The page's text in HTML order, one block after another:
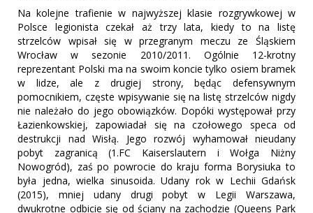
Na kolejne trafienie w najwyższej klasie rozgrywkowej w
Polsce legionista czekał aż trzy lata, kiedy to na listę
strzelców wpisał się w przegranym meczu ze Śląskiem
Wrocław w sezonie 2010/2011. Ogólnie 12-krotny
reprezentant Polski ma na swoim koncie tylko osiem bramek
w lidze, ale z drugiej strony, będąc defensywnym
pomocnikiem, częste wpisywanie się na listę strzelców nigdy
nie należało do jego obowiązków. Dopóki występował przy
Łazienkowskiej, zapowiadał się na czołowego speca od
destrukcji nad Wisłą. Jego rozwój wyhamował nieudany
pobyt zagranicą (1.FC Kaiserslautern i Wołga Niżny
Nowogród), zaś po powrocie do kraju forma Borysiuka to
była jedna, wielka sinusoida. Udany rok w Lechii Gdańsk
(2015), mniej udany drugi pobyt w Legii Warszawa,
dwukrotne odbicie się od ściany na zachodzie (Queens Park